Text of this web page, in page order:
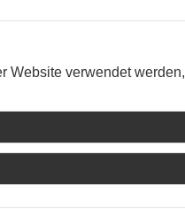
Website verwendet werden,